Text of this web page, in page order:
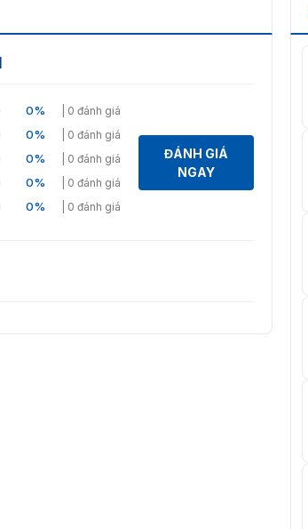
0% | 0 đánh giá
0% | 0 đánh giá
0% | 0 đánh giá
0% | 0 đánh giá
0% | 0 đánh giá
ĐÁNH GIÁ
NGAY